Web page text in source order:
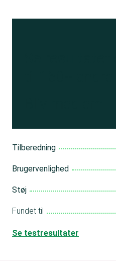
Tilberedning
Brugervenlighed
Støj
Fundet til
Se testresultater